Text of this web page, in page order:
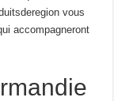
vous
accompagneront